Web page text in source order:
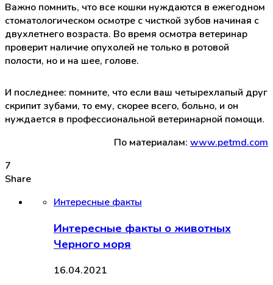
Важно помнить, что все кошки нуждаются в ежегодном
стоматологическом осмотре с чисткой зубов начиная с
двухлетнего возраста. Во время осмотра ветеринар
проверит наличие опухолей не только в ротовой
полости, но и на шее, голове.
И последнее: помните, что если ваш четырехлапый друг
скрипит зубами, то ему, скорее всего, больно, и он
нуждается в профессиональной ветеринарной помощи.
По материалам: www.petmd.com
7
Share
Интересные факты
Интересные факты о животных
Черного моря
16.04.2021